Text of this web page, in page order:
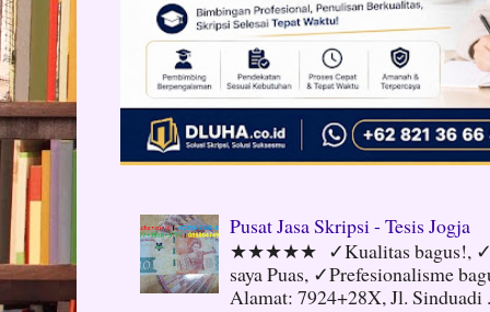
Pusat Jasa Skripsi - Tesis Jogja
★★★★★ ✓Kualitas bagus!,
saya Puas, ✓Prefesionalisme
Alamat: 7924+28X, Jl. Sinduadi